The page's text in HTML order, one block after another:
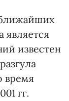
является
известен
время
гг.